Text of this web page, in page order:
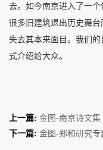
去。如今南京进入了一
很多旧建筑退出历史舞
失去其本来面目。我们
式介绍给大众。
上一篇: 金图-南京诗文集
下一篇: 金图-郑和研究专